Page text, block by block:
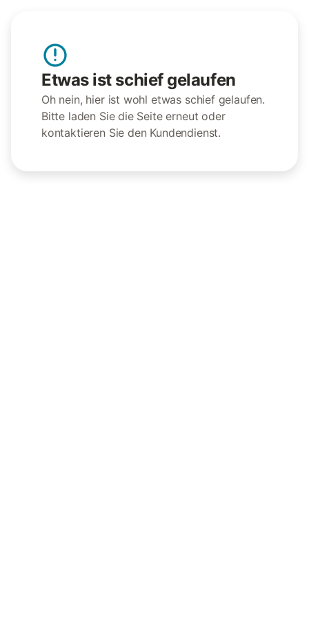
Etwas ist schief gelaufen
Oh nein, hier ist wohl etwas schief gelaufen.
Bitte laden Sie die Seite erneut oder
kontaktieren Sie den Kundendienst.